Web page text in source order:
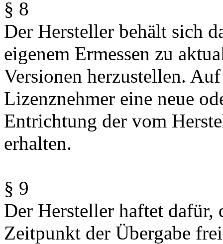
§ 8
Der Hersteller behält sich
eigenem Ermessen zu
Versionen herzustellen.
Lizenznehmer eine neue
Entrichtung der vom
erhalten.
§ 9
Der Hersteller haftet dafür,
Zeitpunkt der Übergabe